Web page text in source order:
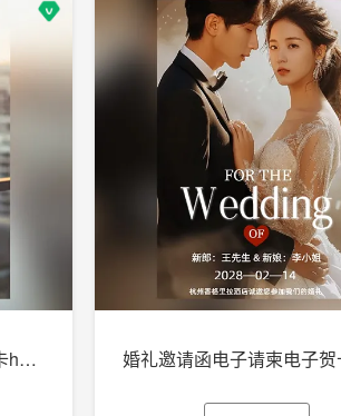
婚礼邀请函电子请柬电子贺卡h5制作